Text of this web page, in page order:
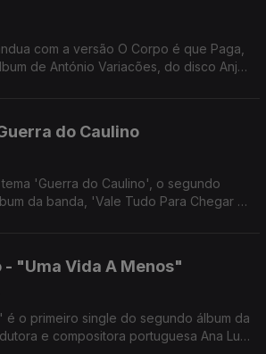
com a versão O Corpo é que Paga,
de António Variacões, do disco Anjo
do Caulino
'Guerra do Caulino', o segundo
da banda, 'Vale Tudo Para Chegar a
- "Uma Vida A Menos"
é o primeiro single do segundo álbum da
e compositora portuguesa Ana Lua